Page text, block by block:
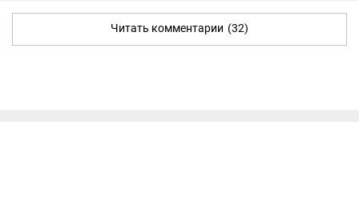
Читать комментарии (32)